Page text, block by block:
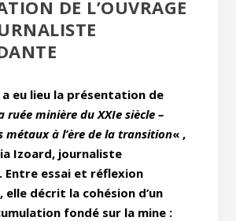
DE L’OUVRAGE
a eu lieu la présentation de
ruée minière du XXIe siècle –
métaux à l’ère de la transition« ,
Izoard, journaliste
Entre essai et réflexion
elle décrit la cohésion d’un
fondé sur la mine :